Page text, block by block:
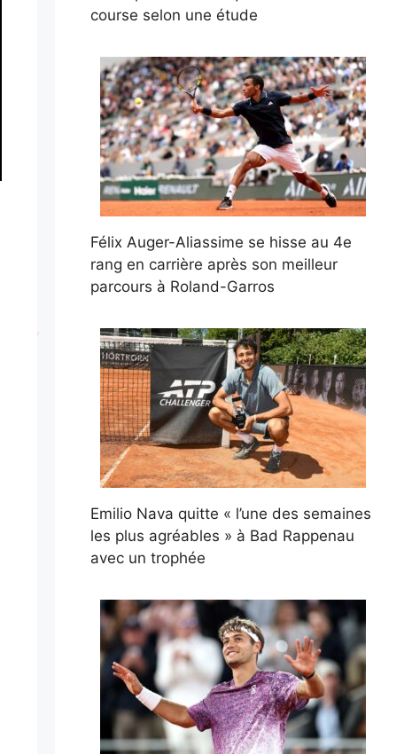
course selon une étude
Félix Auger-Aliassime se hisse au 4e
rang en carrière après son meilleur
parcours à Roland-Garros
Emilio Nava quitte « l’une des semaines
les plus agréables » à Bad Rappenau
avec un trophée